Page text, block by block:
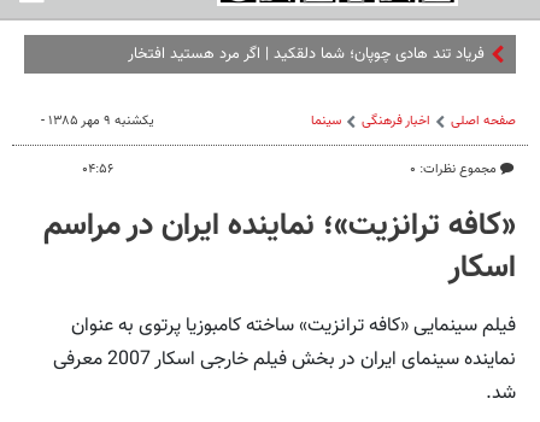
فریاد تند هادی چوپان؛‌ شما دلقکید | اگر مرد هستید افتخارات من را
صفحه اصلی اخبار فرهنگی سینما
مجموع نظرات: ۰
یکشنبه ۹ مهر ۱۳۸۵ -
۰۴:۵۶
«کافه ترانزیت»؛ نماینده ایران در مراسم
اسکار
فیلم سینمایی «کافه ترانزیت» ساخته کامبوزیا پرتوی به عنوان
نماینده سینمای ایران در بخش فیلم خارجی اسکار 2007 معرفی
شد.